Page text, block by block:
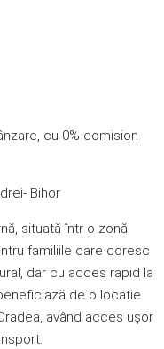
cu 0% comision
Bihor
situată într-o zonă
familiile care doresc
dar cu acces rapid la
de o locație
având acces ușor